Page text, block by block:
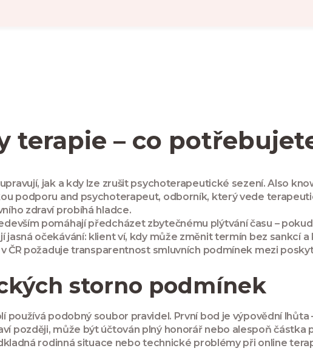
terapie – co
jak a kdy lze zrušit psychoterapeutické sezení. Also
podporu and psychoterapeut, odborník, který vede
zdravíprobíhá hladce.
pomáhají předcházet zbytečnému plýtvání času –
jasná očekávání: klient ví, kdy může změnit termín bez sankcí
ČR požaduje transparentnost smluvních podmínek mezi
storno podmínek
používá podobný soubor pravidel. První bod je výpovědní
později, může být účtován plný honorář nebo alespoň částka
rodinná situace nebo technické problémy při online